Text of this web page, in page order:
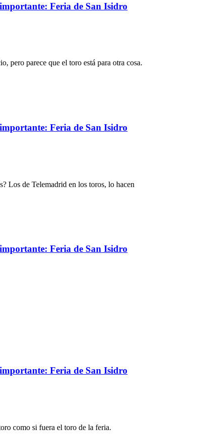
Feria de San Isidro
pero parece que el toro está para otra cosa.
Feria de San Isidro
Los de Telemadrid en los toros, lo hacen
Feria de San Isidro
Feria de San Isidro
como si fuera el toro de la feria.